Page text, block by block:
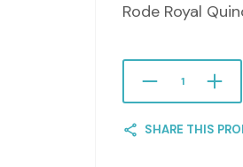
Rode Royal
SHARE THIS